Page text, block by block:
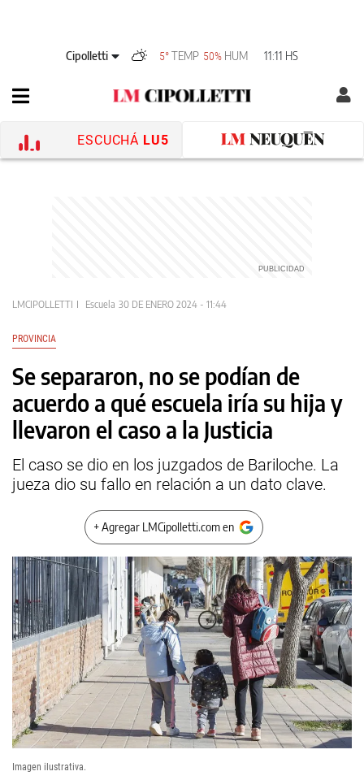
Cipolletti 5° TEMP 50% HUM 11:11 HS
ESCUCHÁ LU5
LMCIPOLLETTI Escuela 30 DE ENERO 2024 - 11:44
PROVINCIA
Se separaron, no se podían de
acuerdo a qué escuela iría su hija y
llevaron el caso a la Justicia
El caso se dio en los juzgados de Bariloche. La
jueza dio su fallo en relación a un dato clave.
+ Agregar LMCipolletti.com en
Imagen ilustrativa.